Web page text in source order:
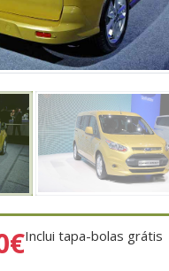
€Inclui tapa-bolas grátis